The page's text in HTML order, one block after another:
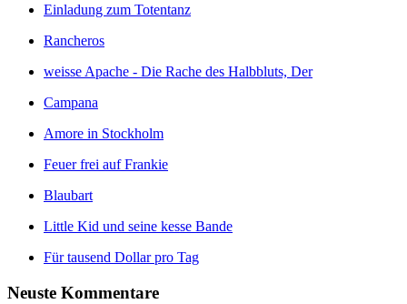
Einladung zum Totentanz
Rancheros
weisse Apache - Die Rache des Halbbluts, Der
Campana
Amore in Stockholm
Feuer frei auf Frankie
Blaubart
Little Kid und seine kesse Bande
Für tausend Dollar pro Tag
Neuste Kommentare